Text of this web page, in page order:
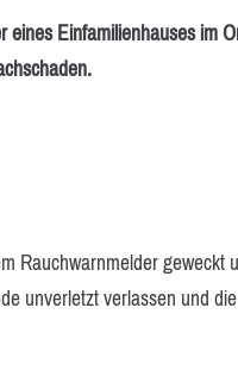
Einfamilienhauses im
Rauchwarnmelder geweckt
unverletzt verlassen und